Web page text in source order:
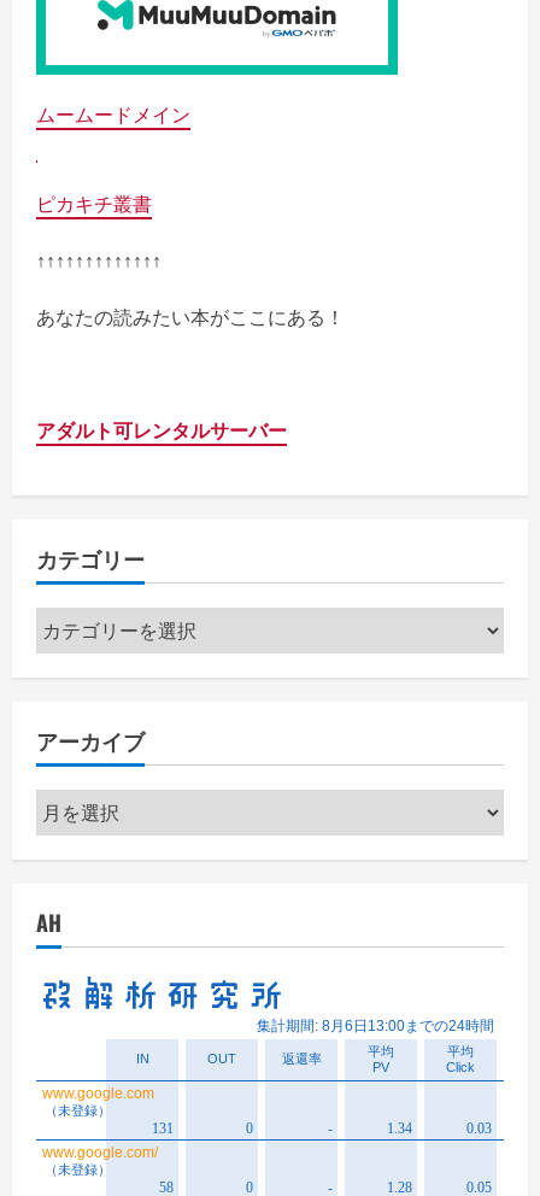
ムームードメイン
ピカキチ叢書
↑↑↑↑↑↑↑↑↑↑↑↑↑
あなたの読みたい本がここにある！
アダルト可レンタルサーバー
カテゴリー
カ
テ
ー
アーカイブ
ア
ー
ブ
AH